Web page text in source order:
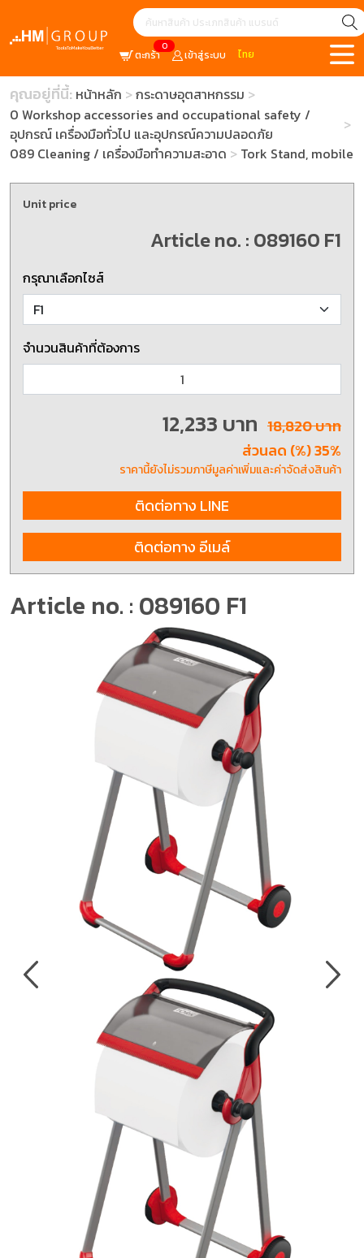
0
ตะกร้า เข้าสู่ระบบ ไทย
คุณอยู่ที่นี้: หน้าหลัก
กระดาษอุตสาหกรรม
0 Workshop accessories and occupational safety /
อุปกรณ์ เครื่องมือทั่วไป และอุปกรณ์ความปลอดภัย
089 Cleaning / เครื่องมือทำความสะอาด
Tork Stand, mobile
Article no. : 089160 F1
Unit price
Article no. : 089160 F1
กรุณาเลือกไซส์
จำนวนสินค้าที่ต้องการ
12,233 บาท 18,820 บาท
ส่วนลด (%) 35%
ราคานี้ยังไม่รวมภาษีมูลค่าเพิ่มและค่าจัดส่งสินค้า
ติดต่อทาง LINE
ติดต่อทาง อีเมล์